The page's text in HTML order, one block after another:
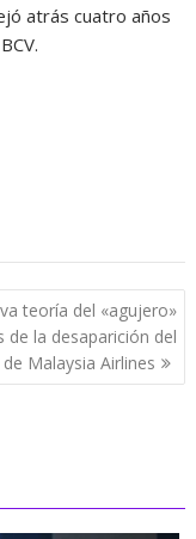
atrás cuatro años
teoría del «agujero»
de la desaparición del
Malaysia Airlines